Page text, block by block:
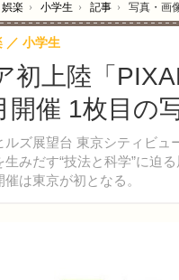
娯楽 › 小学生 › 記事 › 写真・画
初上陸「
開催 1枚目の
ズ展望台 東京シティビュ
生みだす“技法と科学”に迫
催は東京が初となる。
小学生